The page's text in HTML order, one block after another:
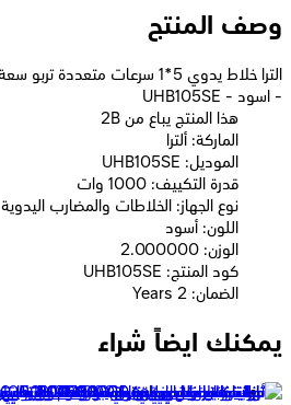
وصف المنتج
- اسود - UHB105SE
2B هذا المنتج يباع من
الماركة: ألترا
الموديل: UHB105SE
قدرة التكييف: 1000 وات
نوع الجهاز: الخلاطات والمضارب اليدوية
اللون: أسود
الوزن: 2.000000
كود المنتج: UHB105SE
الضمان: 2 Years
يمكنك ايضاً شراء